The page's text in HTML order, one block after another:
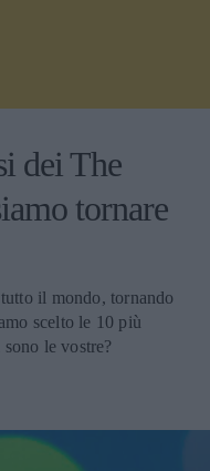
dei The
tornare
il mondo, tornando
scelto le 10 più
le vostre?